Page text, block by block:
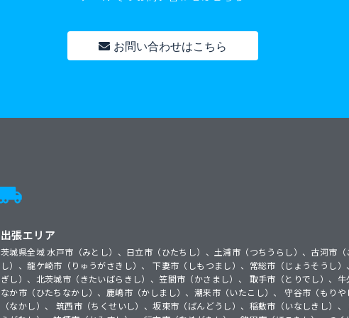
お問い合わせはこちら
出張エリア
茨城県全域 水戸市（みとし）、日立市（ひたちし）、土浦市（つちうらし）、古河市
し）、龍ケ崎市（りゅうがさきし）、 下妻市（しもつまし）、常総市（じょうそうし
ぎし）、北茨城市（きたいばらきし）、笠間市（かさまし）、 取手市（とりでし）、
なか市（ひたちなかし）、鹿嶋市（かしまし）、潮来市（いたこし）、 守谷市（もり
（なかし）、 筑西市（ちくせいし）、坂東市（ばんどうし）、稲敷市（いなしきし）